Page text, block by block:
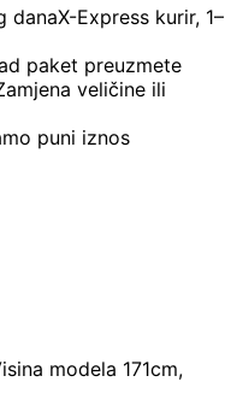
danaX-Express kurir, 1–
paket preuzmete
veličine ili
puni iznos
modela 171cm,